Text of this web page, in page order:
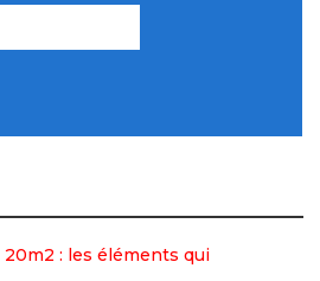
: les éléments qui